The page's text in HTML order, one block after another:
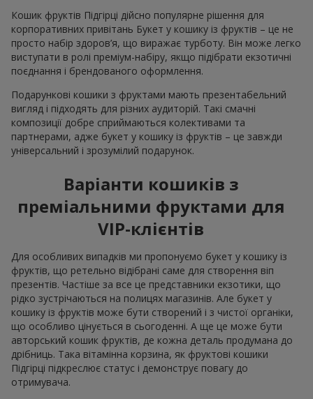
Кошик фруктів Підгірці дійсно популярне рішення для
корпоративних привітань Букет у кошику із фруктів – це не
просто набір здоров’я, що виражає турботу. Він може легко
виступати в ролі преміум-набіру, якщо підібрати екзотичні
поєднання і брендованого оформлення.
Подарункові кошики з фруктами мають презентабельний
вигляд і підходять для різних аудиторій. Такі смачні
композиції добре сприймаються колективами та
партнерами, адже букет у кошику із фруктів – це завжди
універсальний і зрозумілий подарунок.
Варіанти кошиків з
преміальними фруктами для
VIP-клієнтів
Для особливих випадків ми пропонуємо букет у кошику із
фруктів, що ретельно відібрані саме для створення віп
презентів. Частіше за все це представники екзотики, що
рідко зустрічаються на полицях магазинів. Але букет у
кошику із фруктів може бути створений і з чистої органіки,
що особливо цінується в сьогоденні. А ще це може бути
авторський кошик фруктів, де кожна деталь продумана до
дрібниць. Така вітамінна корзина, як фруктові кошики
Підгірці підкреслює статус і демонструє повагу до
отримувача.